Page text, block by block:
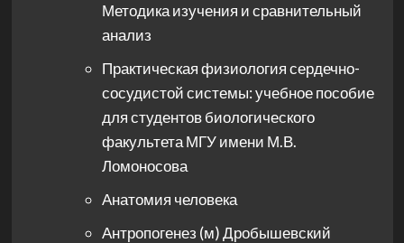
Методика изучения и сравнительный
анализ
Практическая физиология сердечно-
сосудистой системы: учебное пособие
для студентов биологического
факультета МГУ имени М.В.
Ломоносова
Анатомия человека
Антропогенез (м) Дробышевский